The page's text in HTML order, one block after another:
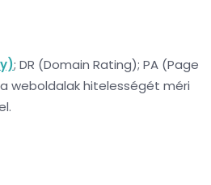
; DR (Domain Rating); PA (Page
weboldalak hitelességét méri